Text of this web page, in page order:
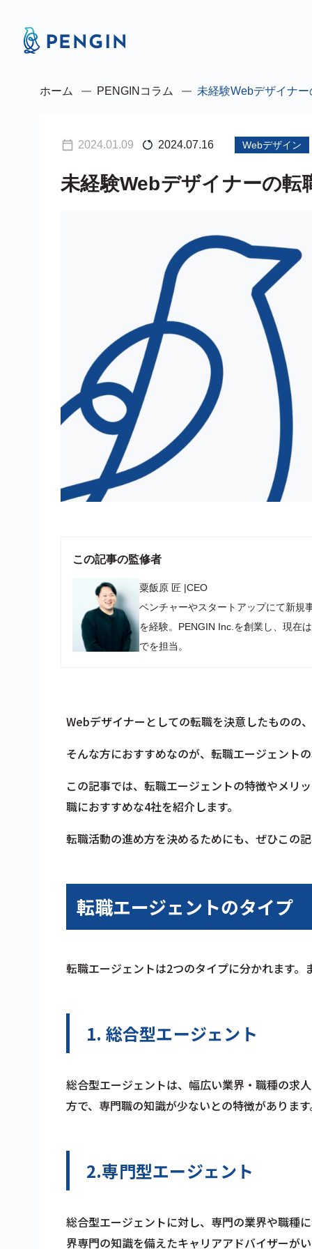
ホーム PENGINコラム 未経験Webデザイナ
2024.01.09 2024.07.16 Webデザイン
未経験Webデザイナーの
この記事の監修者
粟飯原 匠 |CEO
ベンチャーやスタートアップにて新規
を経験。PENGIN Inc.を創業し、現在
でを担当。
Webデザイナーとしての転職を決意したものの
そんな方におすすめなのが、転職エージェント
この記事では、転職エージェントの特徴やメリ
職におすすめな4社を紹介します。
転職活動の進め方を決めるためにも、ぜひこの
転職エージェントのタイプ
転職エージェントは2つのタイプに分かれます
1. 総合型エージェント
総合型エージェントは、幅広い業界・職種の求
方で、専門職の知識が少ないとの特徴がありま
2.専門型エージェント
総合型エージェントに対し、専門の業界や職種
界専門の知識を備えたキャリアアドバイザーが